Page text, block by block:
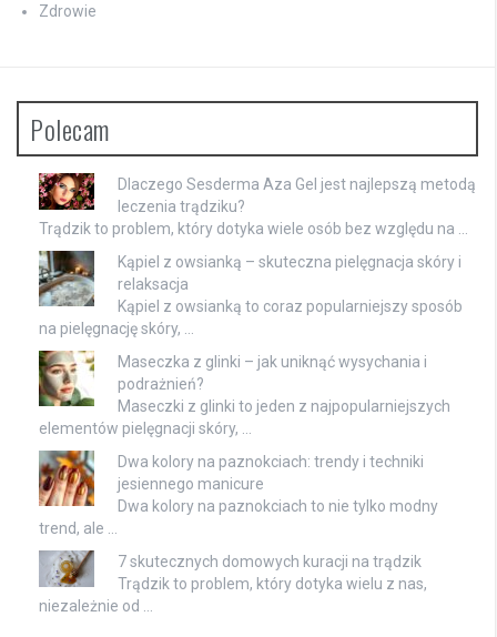
Zdrowie
Polecam
Dlaczego Sesderma Aza Gel jest najlepszą metodą
leczenia trądziku?
Trądzik to problem, który dotyka wiele osób bez względu na …
Kąpiel z owsianką – skuteczna pielęgnacja skóry i
relaksacja
Kąpiel z owsianką to coraz popularniejszy sposób
na pielęgnację skóry, …
Maseczka z glinki – jak uniknąć wysychania i
podrażnień?
Maseczki z glinki to jeden z najpopularniejszych
elementów pielęgnacji skóry, …
Dwa kolory na paznokciach: trendy i techniki
jesiennego manicure
Dwa kolory na paznokciach to nie tylko modny
trend, ale …
7 skutecznych domowych kuracji na trądzik
Trądzik to problem, który dotyka wielu z nas,
niezależnie od …